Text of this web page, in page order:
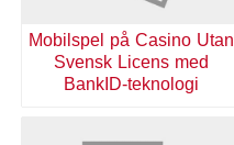
Mobilspel på Casino Utan
Svensk Licens med
BankID-teknologi